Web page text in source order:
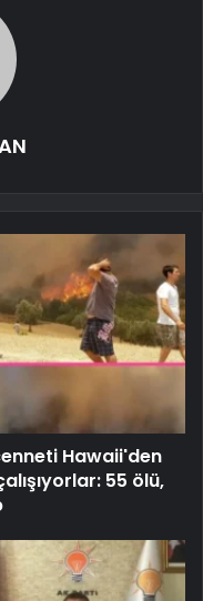
Hawaii'den
55 ölü,